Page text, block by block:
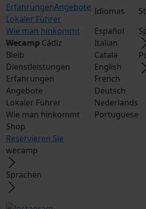
ErfahrungenAngebote
Lokaler Führer
Wie man hinkommt
Wecamp Cádiz
Bleib
Dienstleistungen
Erfahrungen
Angebote
Lokaler Führer
Wie man hinkommt
Shop
Reservieren Sie
wecamp
Sprachen
Idiomas
Español
Italian
Catala
English
French
Deutsch
Nederlands
Portuguese